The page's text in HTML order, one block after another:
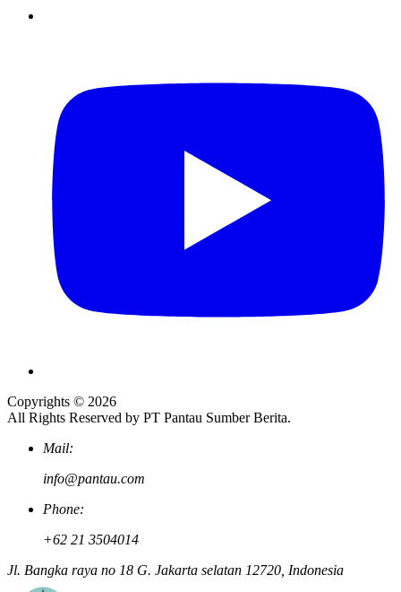
Copyrights © 2026
All Rights Reserved by PT Pantau Sumber Berita.
Mail:
info@pantau.com
Phone:
+62 21 3504014
Jl. Bangka raya no 18 G. Jakarta selatan 12720, Indonesia